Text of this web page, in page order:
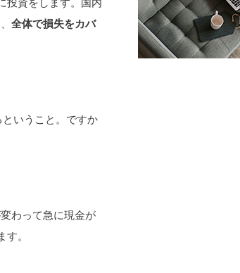
全体で損失をカバ
ということ。ですか
わって急に現金が
。